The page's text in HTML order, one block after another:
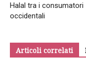
Halal tra i consumatori
occidentali
Articoli correlati